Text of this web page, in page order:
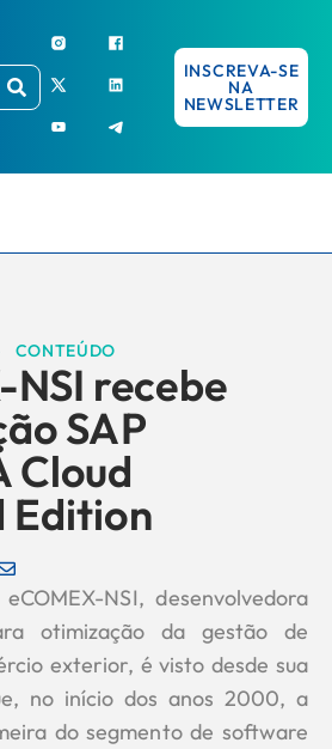
INSCREVA-SE
NA
NEWSLETTER
CONTEÚDO
NSI recebe
SAP
Cloud
Edition
NSI, desenvolvedora
otimização da gestão de
exterior, é visto desde sua
no início dos anos 2000, a
do segmento de software